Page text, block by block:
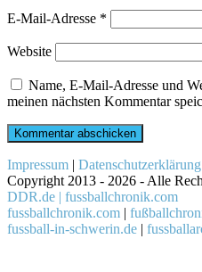
E-Mail-Adresse *
Website
Name, E-Mail-Adresse und
meinen nächsten Kommentar
Impressum |
Copyright 2013 - 2026 - Alle
DDR.de | fussballchronik.com
fussballchronik.com |
fussball-in-schwerin.de |